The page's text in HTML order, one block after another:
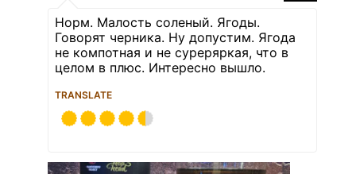
Норм. Малость соленый. Ягоды.
Говорят черника. Ну допустим. Ягода
не компотная и не суреряркая, что в
целом в плюс. Интересно вышло.
TRANSLATE